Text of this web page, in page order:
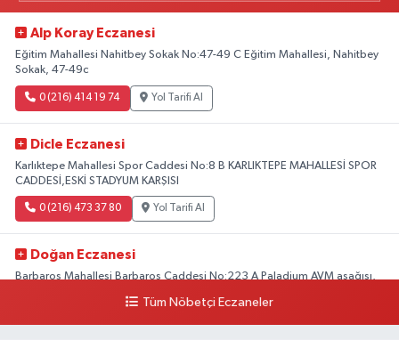
Alp Koray Eczanesi
Eğitim Mahallesi Nahitbey Sokak No:47-49 C Eğitim Mahallesi, Nahitbey
Sokak, 47-49c
0 (216) 414 19 74 Yol Tarifi Al
Dicle Eczanesi
Karlıktepe Mahallesi Spor Caddesi No:8 B KARLIKTEPE MAHALLESİ SPOR
CADDESİ,ESKİ STADYUM KARŞISI
0 (216) 473 37 80 Yol Tarifi Al
Doğan Eczanesi
Barbaros Mahallesi Barbaros Caddesi No:223 A Paladium AVM aşağısı,
Tüm Nöbetçi Eczaneler